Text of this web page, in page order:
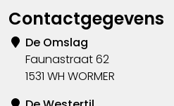
Contactgegevens
De Omslag
Faunastraat 62
1531 WH WORMER